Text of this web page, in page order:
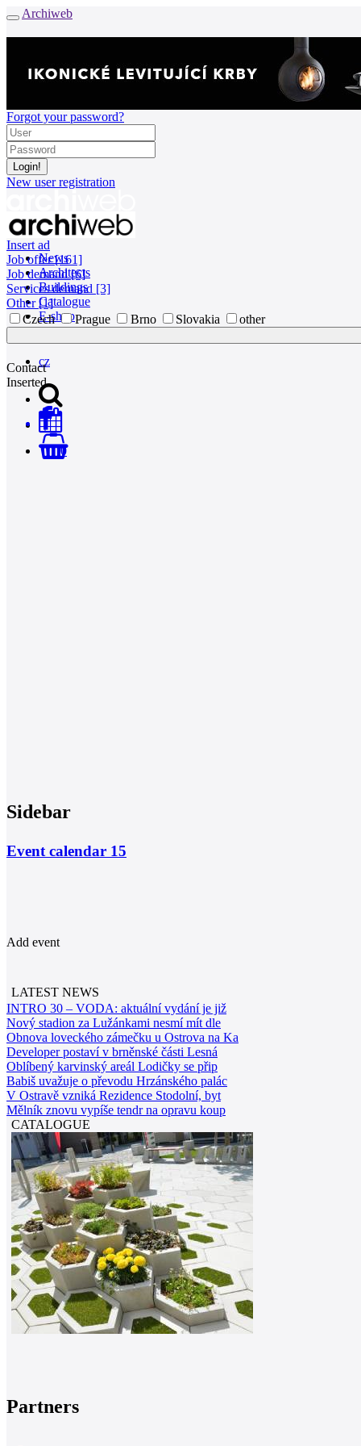
Archiweb
Forgot your password?
New user registration
News
Architects
Buildings
Catalogue
E-shop
cz
0
Insert ad
Job offer [161]
Job demand [6]
Services demand [3]
Other [1]
Czech
Prague Brno Slovakia other
Contact
Inserted
Sidebar
Event calendar 15
Add event
LATEST NEWS
INTRO 30 – VODA: aktuální vydání je již
Nový stadion za Lužánkami nesmí mít dle
Obnova loveckého zámečku u Ostrova na Ka
Developer postaví v brněnské části Lesná
Oblíbený karvinský areál Lodičky se přip
Babiš uvažuje o převodu Hrzánského palác
V Ostravě vzniká Rezidence Stodolní, byt
Mělník znovu vypíše tendr na opravu koup
CATALOGUE
Partners